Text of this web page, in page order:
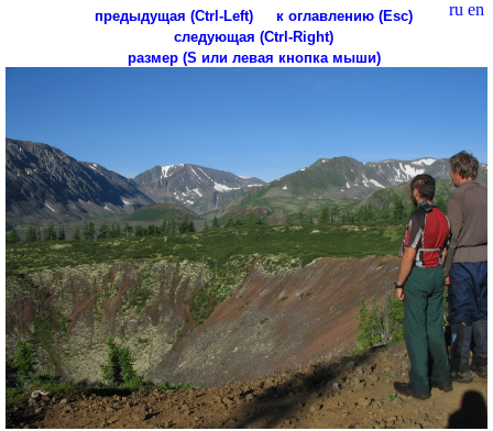
ru en
предыдущая (Ctrl-Left)
к оглавлению (Esc)
следующая (Ctrl-Right)
размер (S или левая кнопка мыши)